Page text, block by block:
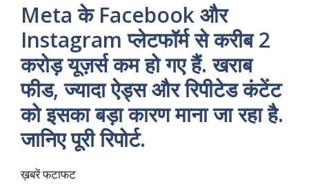
Meta के Facebook और
Instagram प्लेटफॉर्म से करीब 2
करोड़ यूज़र्स कम हो गए हैं. खराब
फीड, ज्यादा ऐड्स और रिपीटेड कंटेंट
को इसका बड़ा कारण माना जा रहा है.
जानिए पूरी रिपोर्ट.
ख़बरें फटाफट